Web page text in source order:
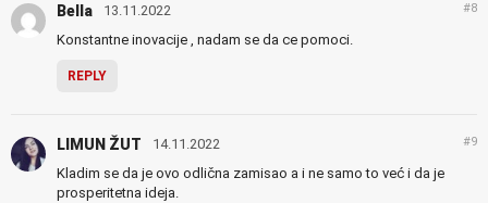
Bella 13.11.2022 #8
Konstantne inovacije , nadam se da ce pomoci.
REPLY
LIMUN ŽUT 14.11.2022 #9
Kladim se da je ovo odlična zamisao a i ne samo to već i da je
prosperitetna ideja.